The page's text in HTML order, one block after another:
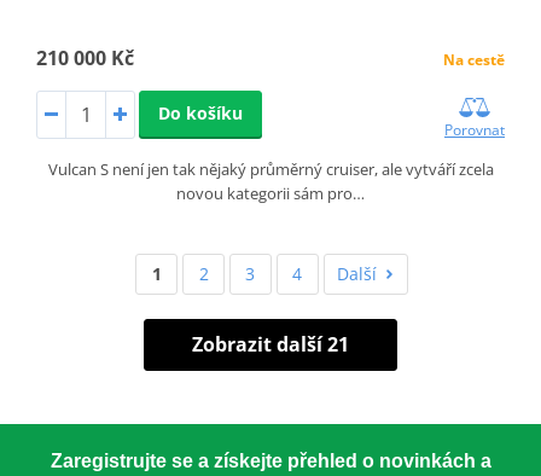
210 000 Kč Na cestě
Do košíku
Porovnat
Vulcan S není jen tak nějaký průměrný cruiser, ale vytváří zcela
novou kategorii sám pro…
1 2 3 4 Další
Zobrazit další 21
Zaregistrujte se a získejte přehled o novinkách a